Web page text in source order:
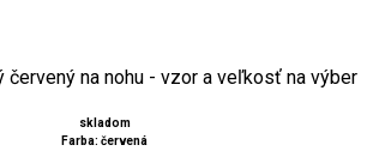
červený na nohu - vzor a veľkosť na výber
skladom
Farba: červená